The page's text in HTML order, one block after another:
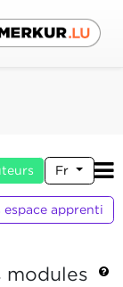
Fr
espace apprenti
modules